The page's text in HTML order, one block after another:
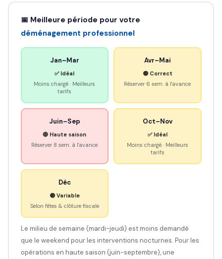
📅 Meilleure période pour votre
déménagement professionnel
Jan–Mar
✅ Idéal
Moins chargé · Meilleurs
tarifs
Avr–Mai
🟡 Correct
Réserver 6 sem. à l'avance
Juin–Sep
🔴 Haute saison
Réserver 8 sem. à l'avance
Oct–Nov
✅ Idéal
Moins chargé · Meilleurs
tarifs
Déc
🟡 Variable
Selon fêtes & clôture fiscale
Le milieu de semaine (mardi-jeudi) est moins demandé
que le weekend pour les interventions nocturnes. Pour les
opérations en haute saison (juin-septembre), une